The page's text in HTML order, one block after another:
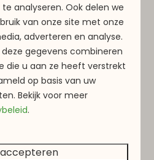
is een onvergetelijke
wijnliefhebbers en
Moezel, haar
bijzondere manier wil
analyseren. Ook delen we
van onze site met onze
adverteren en analyse.
gegevens combineren
die u aan ze heeft verstrekt
op basis van uw
Bekijk voor meer
.